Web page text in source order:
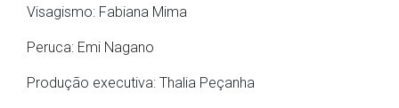
Visagismo: Fabiana Mima
Peruca: Emi Nagano
Produção executiva: Thalia Peçanha